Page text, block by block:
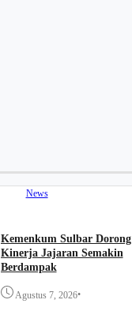
News
Kemenkum Sulbar Dorong
Kinerja Jajaran Semakin
Berdampak
Agustus 7, 2026•